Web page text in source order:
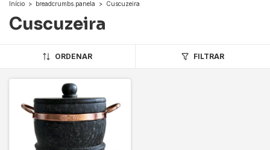
Início > breadcrumbs.panela > Cuscuzeira
Cuscuzeira
ORDENAR FILTRAR